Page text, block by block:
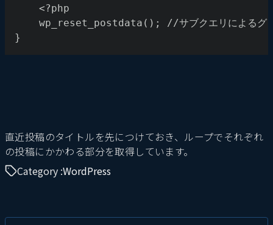
	<?php
wp_reset_postdata(); //サブクエリによるグ
}
直近投稿のタイトルを先につけておき、ループでそれぞれ
の投稿にかかわる部分を取得しています。
Category :WordPress